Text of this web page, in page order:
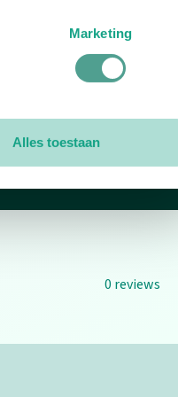
Marketing
Alles toestaan
0 reviews